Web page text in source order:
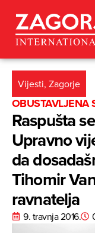
Vijesti, Zagorje
OBUSTAVLJENA
Raspušta
Upravno
da
Tihomir
ravnatelja
9. travnja 2016.